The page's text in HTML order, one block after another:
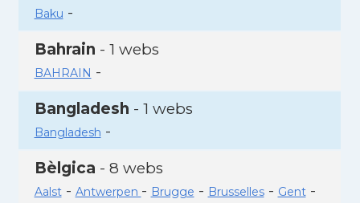
Baku -
Bahrain - 1 webs
BAHRAIN -
Bangladesh - 1 webs
Bangladesh -
Bèlgica - 8 webs
Aalst- Antwerpen - Brugge - Brusselles- Gent-